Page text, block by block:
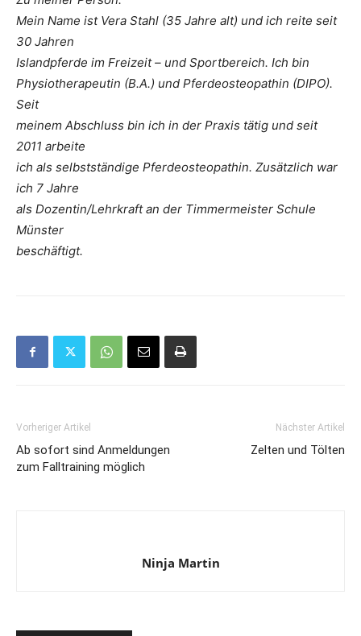
Mein Name ist Vera Stahl (35 Jahre alt) und ich reite seit
30 Jahren
Islandpferde im Freizeit – und Sportbereich. Ich bin
Physiotherapeutin (B.A.) und Pferdeosteopathin (DIPO).
Seit
meinem Abschluss bin ich in der Praxis tätig und seit
2011 arbeite
ich als selbstständige Pferdeosteopathin. Zusätzlich war
ich 7 Jahre
als Dozentin/Lehrkraft an der Timmermeister Schule
Münster
beschäftigt.
Vorheriger Artikel
Ab sofort sind Anmeldungen
zum Falltraining möglich
Nächster Artikel
Zelten und Tölten
Ninja Martin